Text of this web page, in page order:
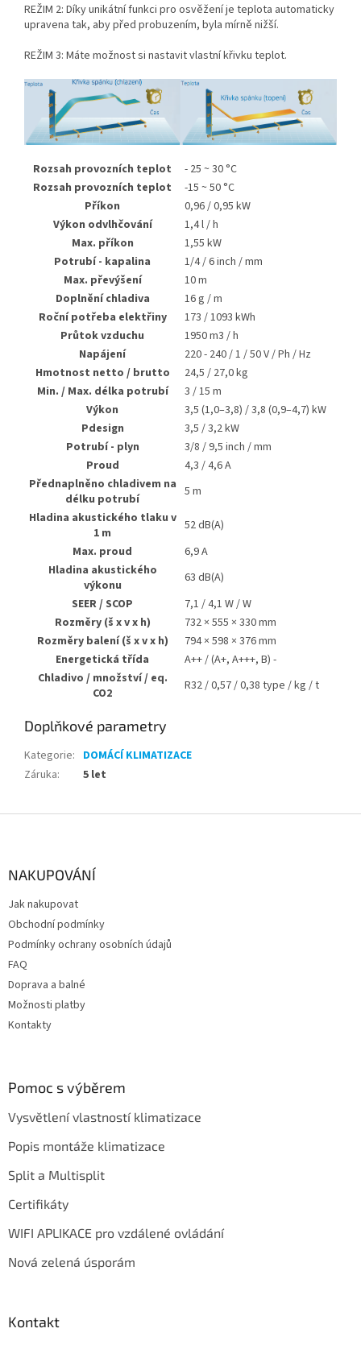
REŽIM 2: Díky unikátní funkci pro osvěžení je teplota automaticky
upravena tak, aby před probuzením, byla mírně nižší.
REŽIM 3: Máte možnost si nastavit vlastní křivku teplot.
Rozsah provozních teplot
- 25 ~ 30 °C
Rozsah provozních teplot
-15 ~ 50 °C
Příkon
0,96 / 0,95 kW
Výkon odvlhčování
1,4 l / h
Max. příkon
1,55 kW
Potrubí - kapalina
1/4 / 6 inch / mm
Max. převýšení
10 m
Doplnění chladiva
16 g / m
Roční potřeba elektřiny
173 / 1093 kWh
Průtok vzduchu
1950 m3 / h
Napájení
220 - 240 / 1 / 50 V / Ph / Hz
Hmotnost netto / brutto
24,5 / 27,0 kg
Min. / Max. délka potrubí
3 / 15 m
Výkon
3,5 (1,0–3,8) / 3,8 (0,9–4,7) kW
Pdesign
3,5 / 3,2 kW
Potrubí - plyn
3/8 / 9,5 inch / mm
Proud
4,3 / 4,6 A
Přednaplněno chladivem na
délku potrubí
5 m
Hladina akustického tlaku v
1 m
52 dB(A)
Max. proud
6,9 A
Hladina akustického
výkonu
63 dB(A)
SEER / SCOP
7,1 / 4,1 W / W
Rozměry (š x v x h)
732 × 555 × 330 mm
Rozměry balení (š x v x h)
794 × 598 × 376 mm
Energetická třída
A++ / (A+, A+++, B) -
Chladivo / množství / eq.
CO2
R32 / 0,57 / 0,38 type / kg / t
Doplňkové parametry
Kategorie: DOMÁCÍ KLIMATIZACE
Záruka: 5 let
NAKUPOVÁNÍ
Jak nakupovat
Obchodní podmínky
Podmínky ochrany osobních údajů
FAQ
Doprava a balné
Možnosti platby
Kontakty
Pomoc s výběrem
Vysvětlení vlastností klimatizace
Popis montáže klimatizace
Split a Multisplit
Certifikáty
WIFI APLIKACE pro vzdálené ovládání
Nová zelená úsporám
Kontakt